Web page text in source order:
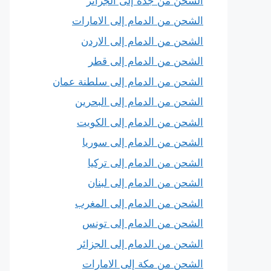
الشحن من الدمام إلى الامارات
الشحن من الدمام إلى الاردن
الشحن من الدمام إلى قطر
الشحن من الدمام إلى سلطنة عمان
الشحن من الدمام إلى البحرين
الشحن من الدمام إلى الكويت
الشحن من الدمام إلى سوريا
الشحن من الدمام إلى تركيا
الشحن من الدمام إلى لبنان
الشحن من الدمام إلى المغرب
الشحن من الدمام إلى تونس
الشحن من الدمام إلى الجزائر
الشحن من مكة إلى الامارات